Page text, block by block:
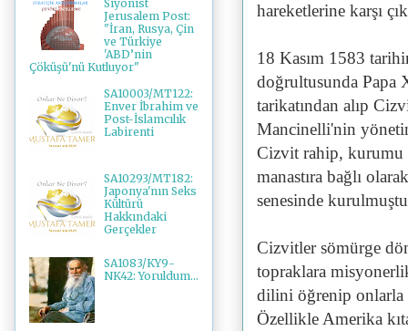
hareketlerine karşı
18 Kasım 1583
doğrultusunda Papa
tarikatından alıp
Mancinelli'nin
Cizvit rahip, kurumu
manastıra bağlı
senesinde
Cizvitler sömürge
topraklara
dilini öğrenip onlarla
Özellikle Amerika
Siyonist
Jerusalem Post:
"İran, Rusya, Çin
ve Türkiye
'ABD’nin
Çöküşü'nü Kutluyor"
SA10003/MT122:
Enver İbrahim ve
Post-İslamcılık
Labirenti
SA10293/MT182:
Japonya'nın Seks
Kültürü
Hakkındaki
Gerçekler
SA1083/KY9-
NK42: Yoruldum...